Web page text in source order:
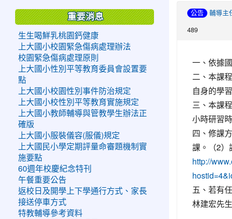
公告 輔導主
489
一、依據
二、本課
自身的學
三、本課
小時研習
四、修課
課。（2）
http://
五、若有
林建宏先
重要消息
生生喝鮮乳桃園鈣健康
上大國小校園緊急傷病處理辦法
校園緊急傷病處理原則
上大國小性別平等教育委員會設置要
點
上大國小校園性別事件防治規定
上大國小校性別平等教育實施規定
上大國小教師輔導與管教學生辦法正
確版
上大國小服裝儀容(服儀)規定
上大國民小學定期評量命審題機制實
施要點
60週年校慶紀念特刊
午餐重要公告
返校日及開學上下學通行方式、家長
接送停車方式
特教輔導參考資料